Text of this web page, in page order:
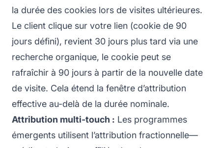
la durée des cookies lors de visites ultérieures.
Le client clique sur votre lien (cookie de 90
jours défini), revient 30 jours plus tard via une
recherche organique, le cookie peut se
rafraîchir à 90 jours à partir de la nouvelle date
de visite. Cela étend la fenêtre d’attribution
effective au-delà de la durée nominale.
Attribution multi-touch : Les programmes
émergents utilisent l’attribution fractionnelle—